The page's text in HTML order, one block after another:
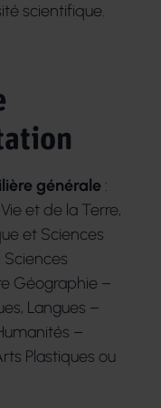
scientifique.
générale :
et de la Terre,
et Sciences
Géographie –
Langues –
–
Plastiques ou